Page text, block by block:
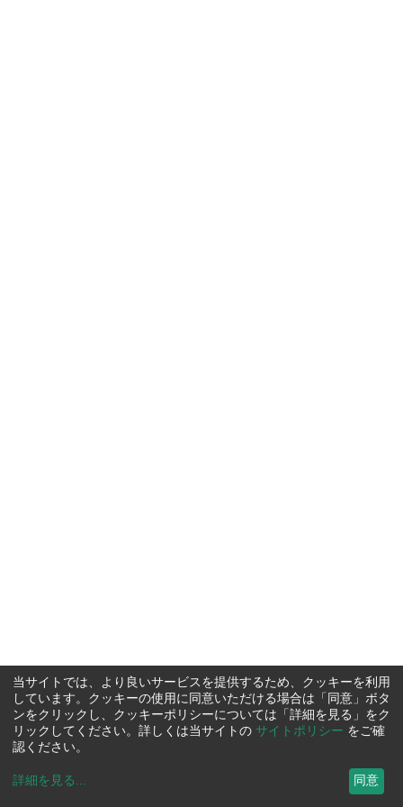
当サイトでは、より良いサービスを提供するため、クッキーを利用
しています。クッキーの使用に同意いただける場合は「同意」ボタ
ンをクリックし、クッキーポリシーについては「詳細を見る」をク
リックしてください。詳しくは当サイトの サイトポリシー をご確
認ください。
詳細を見る ... 同意